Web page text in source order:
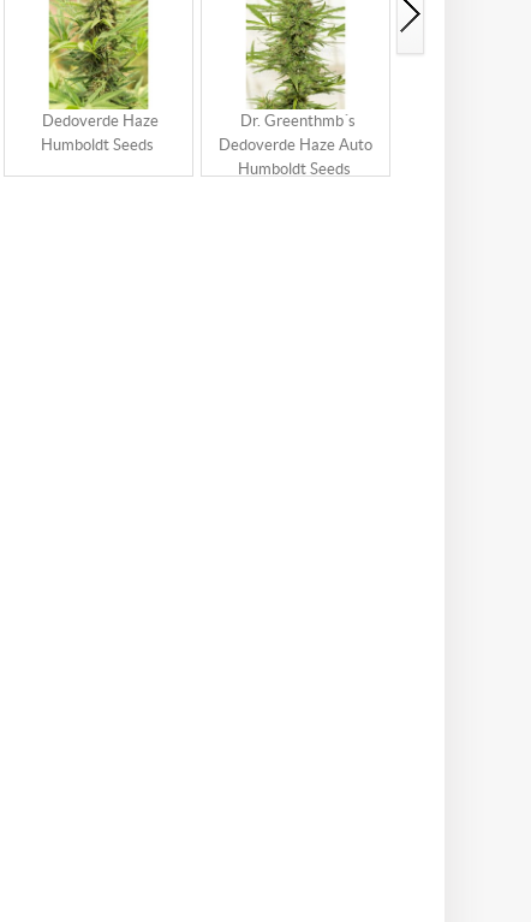
Dedoverde Haze
Humboldt Seeds
Dr. Greenthmb´s
Dedoverde Haze Auto
Humboldt Seeds